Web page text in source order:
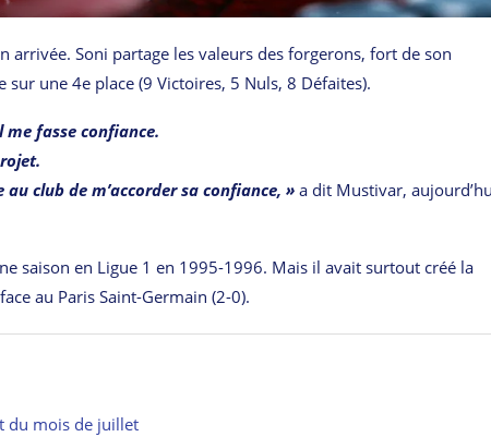
arrivée. Soni partage les valeurs des forgerons, fort de son
sur une 4e place (9 Victoires, 5 Nuls, 8 Défaites).
me fasse confiance.
club de m’accorder sa confiance, » a dit Mustivar,
saison en Ligue 1 en 1995-1996. Mais il avait surtout créé la
au Paris Saint-Germain (2-0).
du mois de juillet